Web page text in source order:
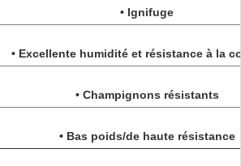
• Ignifuge
• Excellente humidité et résistance à la
• Champignons résistants
• Bas poids/de haute résistance